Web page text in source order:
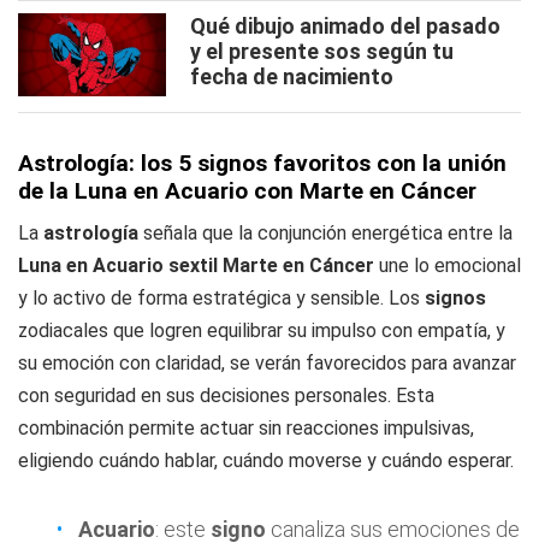
Qué dibujo animado del pasado
y el presente sos según tu
fecha de nacimiento
Astrología: los 5 signos favoritos con la unión
de la Luna en Acuario con Marte en Cáncer
La astrología señala que la conjunción energética entre la
Luna en Acuario sextil Marte en Cáncer une lo emocional
y lo activo de forma estratégica y sensible. Los signos
zodiacales que logren equilibrar su impulso con empatía, y
su emoción con claridad, se verán favorecidos para avanzar
con seguridad en sus decisiones personales. Esta
combinación permite actuar sin reacciones impulsivas,
eligiendo cuándo hablar, cuándo moverse y cuándo esperar.
Acuario: este signo canaliza sus emociones de